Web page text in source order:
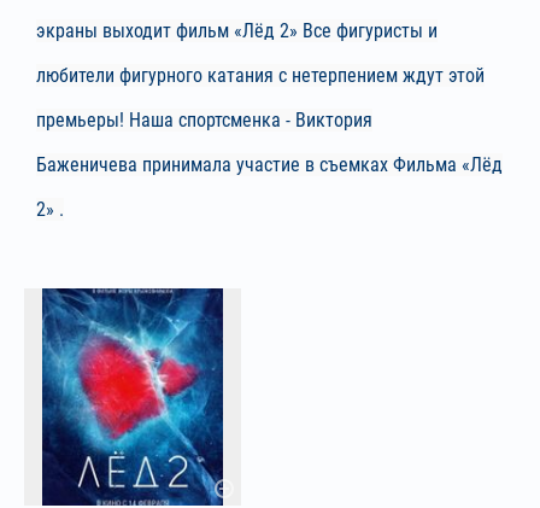
экраны выходит фильм «Лёд 2» Все фигуристы и
любители фигурного катания с нетерпением ждут этой
премьеры! Наша спортсменка - Виктория
Баженичева принимала участие в съемках Фильма «Лёд
2» .